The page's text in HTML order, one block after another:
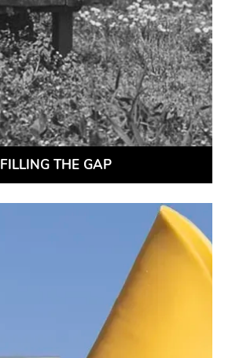
FILLING THE GAP